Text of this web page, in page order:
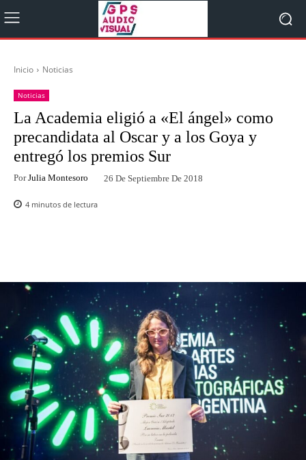
Inicio Noticias
Noticias
La Academia eligió a «El ángel» como
precandidata al Oscar y a los Goya y
entregó los premios Sur
Por Julia Montesoro 26 De Septiembre De 2018
4 minutos de lectura